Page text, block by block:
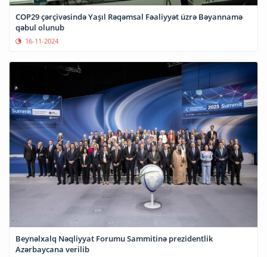
COP29 çərçivəsində Yaşıl Rəqəmsal Fəaliyyət üzrə Bəyannamə
qəbul olunub
16-11-2024
Beynəlxalq Nəqliyyat Forumu Sammitinə prezidentlik
Azərbaycana verilib